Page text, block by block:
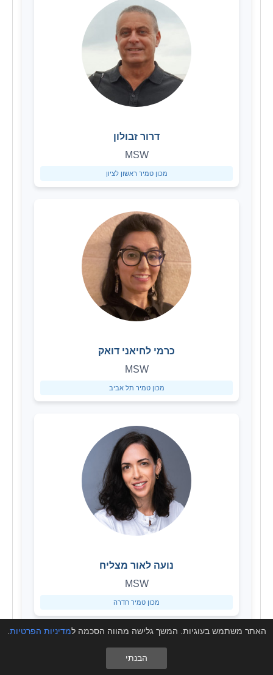
דרור זבולון
MSW
מכון טמיר ראשון לציון
כרמי לחיאני דואק
MSW
מכון טמיר תל אביב
נועה לאור מצליח
MSW
מכון טמיר חדרה
האתר משתמש בעוגיות. המשך גלישה מהווה הסכמה למדיניות הפרטיות
הבנתי